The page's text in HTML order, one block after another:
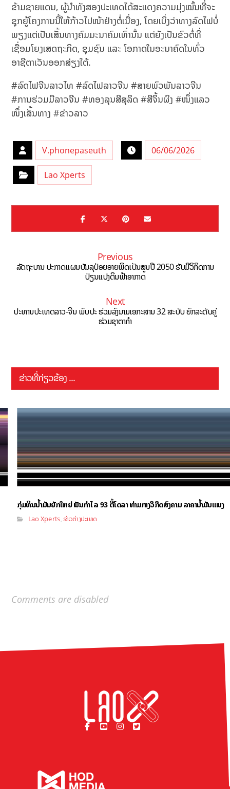
ຂ້າມຊາຍແດນ, ຜູ້ນຳທັງສອງປະເທດໄດ້ສະແດງຄວາມມຸ່ງໝັ້ນທີ່ຈະ
ຊຸກຍູ້ໂຄງການນີ້ໃຫ້ກ້າວໄປໜ້າຢ່າງຕໍ່ເນື່ອງ, ໂດຍເບິ່ງວ່າທາງລົດໄຟບໍ່
ພຽງແຕ່ເປັນເສັ້ນທາງຄົມມະນາຄົມເທົ່ານັ້ນ ແຕ່ຍັງເປັນຂົວຕໍ່ທີ່
ເຊື່ອມໂຍງເສດຖະກິດ, ຊຸມຊົນ ແລະ ໂອກາດໃນອະນາຄົດໃນທົ່ວ
ອາຊີຕາເວັນອອກສ່ຽງໃຕ້.
#ລົດໄຟຈີນລາວໄທ #ລົດໄຟລາວຈີນ #ສາຍພົວພັນລາວຈີນ
#ການຮ່ວມມືລາວຈີນ #ທອງລຸນສີສຸລິດ #ສີຈິ້ນຜິງ #ໜຶ່ງແລວ
ໜຶ່ງເສັ້ນທາງ #ຂ່າວລາວ
V.phonepaseuth 06/06/2026
Lao Xperts
Previous
ລັດຖະບານ ປະກາດແຜນບັນລຸປ່ອຍອາຍພິດເປັນສູນປີ 2050 ຮັບມືວິກິດການ
ປ່ຽນແປງດິນຟ້າອາກາດ
Next
ປະທານປະເທດລາວ-ຈີນ ພົບປະ ຮ່ວມລົງນາມເອກະສານ 32 ສະບັບ ຍົກລະດັບຄູ່
ຮ່ວມຊາຕາກຳ
ຂ່າວທີ່ກ່ຽວຂ້ອງ ...
ກຸ່ມທຶນນ້ຳມັນຍັກໃຫຍ່ ຟັນກຳໄລ 93 ຕື້ໂດລາ ທ່າມກາງວິກິດສົງຄາມ ລາຄານໍ້າມັນແພງ
Lao Xperts, ຂ່າວຕ່າງປະເທດ
Comments are disabled